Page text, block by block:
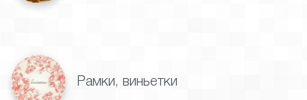
Рамки, виньетки